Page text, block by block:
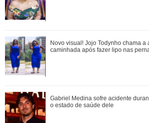
Alex Escobar atualiza estado de
retirada de tumor: Vou ter alta da...
Mãe de Virginia Fonseca exibe
biquíni
Novo visual! Jojo Todynho chama a
caminhada após fazer lipo nas
Gabriel Medina sofre acidente
o estado de saúde dele